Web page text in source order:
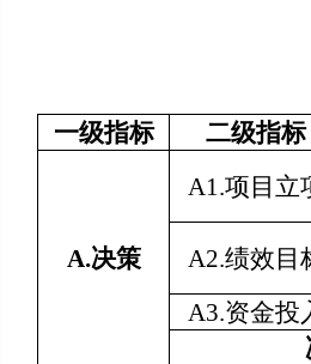
一级指标 二级指标
A.决策
A1.项目立
A2.绩效目
A3.资金投